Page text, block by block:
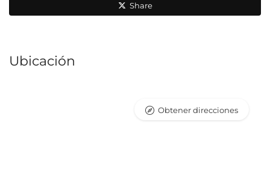
Share
Ubicación
Obtener direcciones